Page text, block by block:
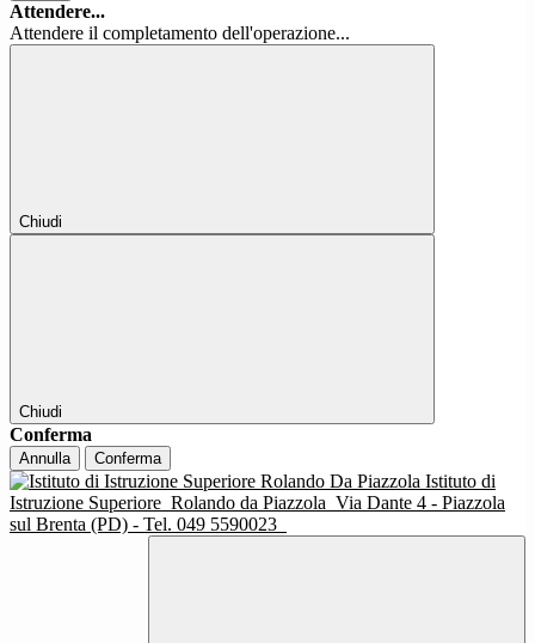
Attendere...
Attendere il completamento dell'operazione...
Chiudi
Chiudi
Conferma
Annulla Conferma
Istituto di
Istruzione Superiore Rolando da Piazzola Via Dante 4 - Piazzola
sul Brenta (PD) - Tel. 049 5590023